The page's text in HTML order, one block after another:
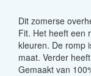
Dit zomerse
Fit. Het heeft een
kleuren. De romp
maat. Verder
Gemaakt van